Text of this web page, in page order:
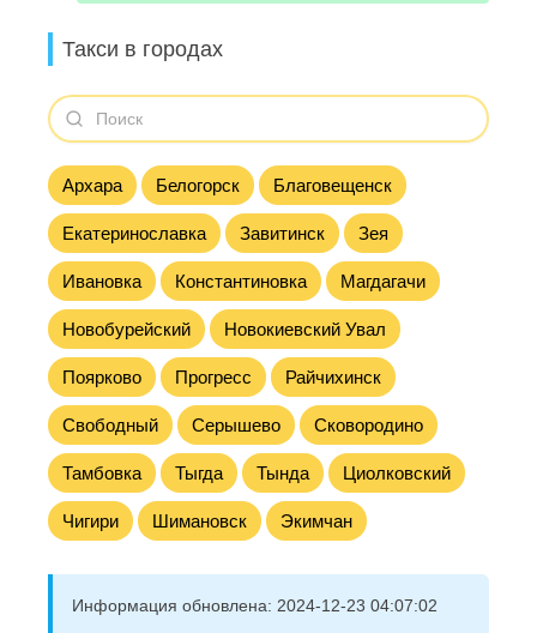
Такси в городах
Архара Белогорск Благовещенск
Екатеринославка Завитинск Зея
Ивановка Константиновка Магдагачи
Новобурейский Новокиевский Увал
Поярково Прогресс Райчихинск
Свободный Серышево Сковородино
Тамбовка Тыгда Тында Циолковский
Чигири Шимановск Экимчан
Информация обновлена: 2024-12-23 04:07:02